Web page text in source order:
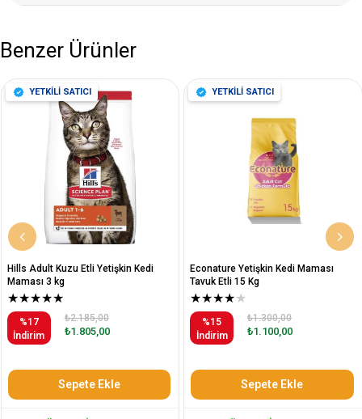
Benzer Ürünler
Hills Adult Kuzu Etli Yetişkin Kedi
Maması 3 kg
★★★★★
%17
İndirim
₺1.805,00
₺2.185,00
Sepete Ekle
YETKİLİ SATICI
Econature Yetişkin Kedi Maması
Tavuk Etli 15 Kg
★★★★★
%15
İndirim
₺1.100,00
₺1.300,00
Sepete Ekle
YETKİLİ SATICI